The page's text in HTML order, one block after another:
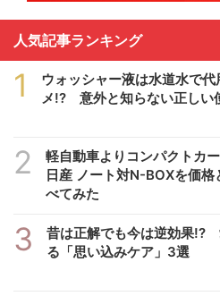
人気記事ランキング
1
ウォッシャー液は水道水で代
メ!? 意外と知らない正しい
2
軽自動車よりコンパクトカ
日産 ノート対N-BOXを価格
べてみた
3
昔は正解でも今は逆効果!?
る「思い込みケア」3選